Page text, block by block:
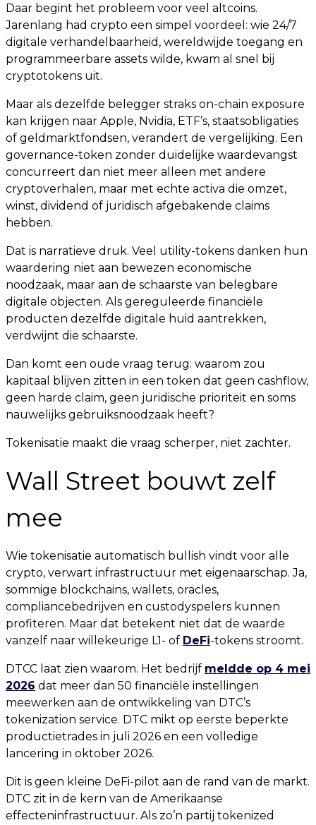
Daar begint het probleem voor veel altcoins.
Jarenlang had crypto een simpel voordeel: wie 24/7
digitale verhandelbaarheid, wereldwijde toegang en
programmeerbare assets wilde, kwam al snel bij
cryptotokens uit.
Maar als dezelfde belegger straks on-chain exposure
kan krijgen naar Apple, Nvidia, ETF’s, staatsobligaties
of geldmarktfondsen, verandert de vergelijking. Een
governance-token zonder duidelijke waardevangst
concurreert dan niet meer alleen met andere
cryptoverhalen, maar met echte activa die omzet,
winst, dividend of juridisch afgebakende claims
hebben.
Dat is narratieve druk. Veel utility-tokens danken hun
waardering niet aan bewezen economische
noodzaak, maar aan de schaarste van belegbare
digitale objecten. Als gereguleerde financiële
producten dezelfde digitale huid aantrekken,
verdwijnt die schaarste.
Dan komt een oude vraag terug: waarom zou
kapitaal blijven zitten in een token dat geen cashflow,
geen harde claim, geen juridische prioriteit en soms
nauwelijks gebruiksnoodzaak heeft?
Tokenisatie maakt die vraag scherper, niet zachter.
Wall Street bouwt zelf
mee
Wie tokenisatie automatisch bullish vindt voor alle
crypto, verwart infrastructuur met eigenaarschap. Ja,
sommige blockchains, wallets, oracles,
compliancebedrijven en custodyspelers kunnen
profiteren. Maar dat betekent niet dat de waarde
vanzelf naar willekeurige L1- of DeFi-tokens stroomt.
DTCC laat zien waarom. Het bedrijf meldde op 4 mei
2026 dat meer dan 50 financiële instellingen
meewerken aan de ontwikkeling van DTC’s
tokenization service. DTC mikt op eerste beperkte
productietrades in juli 2026 en een volledige
lancering in oktober 2026.
Dit is geen kleine DeFi-pilot aan de rand van de markt.
DTC zit in de kern van de Amerikaanse
effecteninfrastructuur. Als zo’n partij tokenized